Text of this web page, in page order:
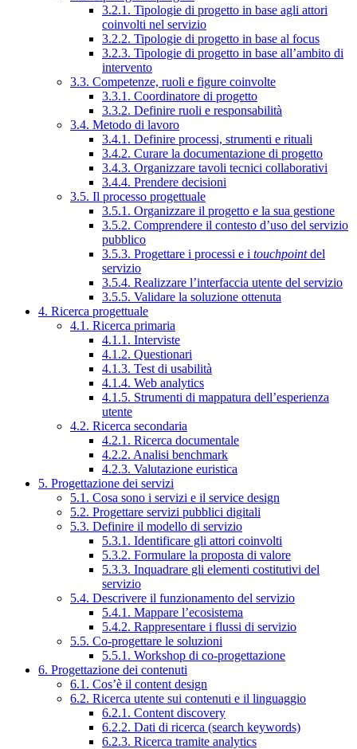
3.2.1. Tipologie di progetto in base agli attori
coinvolti nel servizio
3.2.2. Tipologie di progetto in base al focus
3.2.3. Tipologie di progetto in base all’ambito di
intervento
3.3. Competenze, ruoli e figure coinvolte
3.3.1. Coordinatore di progetto
3.3.2. Definire ruoli e responsabilità
3.4. Metodo di lavoro
3.4.1. Definire processi, strumenti e rituali
3.4.2. Curare la documentazione di progetto
3.4.3. Organizzare tavoli tecnici collaborativi
3.4.4. Prendere decisioni
3.5. Il processo progettuale
3.5.1. Organizzare il progetto e la sua gestione
3.5.2. Comprendere il contesto d’uso del servizio
pubblico
3.5.3. Progettare i processi e i touchpointdel
servizio
3.5.4. Realizzare l’interfaccia utente del servizio
3.5.5. Validare la soluzione ottenuta
4. Ricerca progettuale
4.1. Ricerca primaria
4.1.1. Interviste
4.1.2. Questionari
4.1.3. Test di usabilità
4.1.4. Web analytics
4.1.5. Strumenti di mappatura dell’esperienza
utente
4.2. Ricerca secondaria
4.2.1. Ricerca documentale
4.2.2. Analisi benchmark
4.2.3. Valutazione euristica
5. Progettazione dei servizi
5.1. Cosa sono i servizi e il service design
5.2. Progettare servizi pubblici digitali
5.3. Definire il modello di servizio
5.3.1. Identificare gli attori coinvolti
5.3.2. Formulare la proposta di valore
5.3.3. Inquadrare gli elementi costitutivi del
servizio
5.4. Descrivere il funzionamento del servizio
5.4.1. Mappare l’ecosistema
5.4.2. Rappresentare i flussi di servizio
5.5. Co-progettare le soluzioni
5.5.1. Workshop di co-progettazione
6. Progettazione dei contenuti
6.1. Cos’è il content design
6.2. Ricerca utente sui contenuti e il linguaggio
6.2.1. Content discovery
6.2.2. Dati di ricerca (search keywords)
6.2.3. Ricerca tramite analytics